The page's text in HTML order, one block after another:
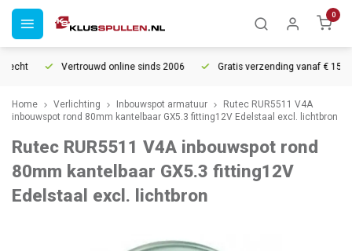
0
Vertrouwd online sinds 2006 Gratis verzending vanaf € 150
Home Verlichting Inbouwspot armatuur
Rutec RUR5511 V4A
inbouwspot rond 80mm kantelbaar GX5.3 fitting12V Edelstaal excl. lichtbron
Rutec RUR5511 V4A inbouwspot rond
80mm kantelbaar GX5.3 fitting12V
Edelstaal excl. lichtbron